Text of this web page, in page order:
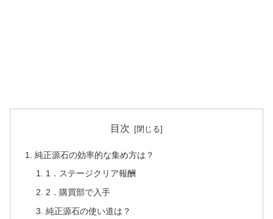
目次
純正源石の効率的な集め方は？
1．ステージクリア報酬
2．購買部で入手
純正源石の使い道は？